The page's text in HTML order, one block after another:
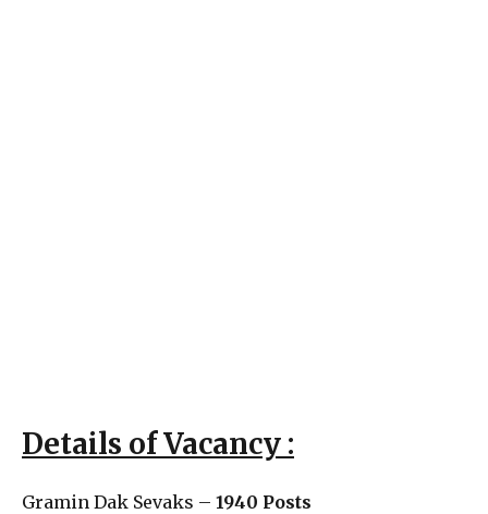
Details of Vacancy :
Gramin Dak Sevaks – 1940 Posts